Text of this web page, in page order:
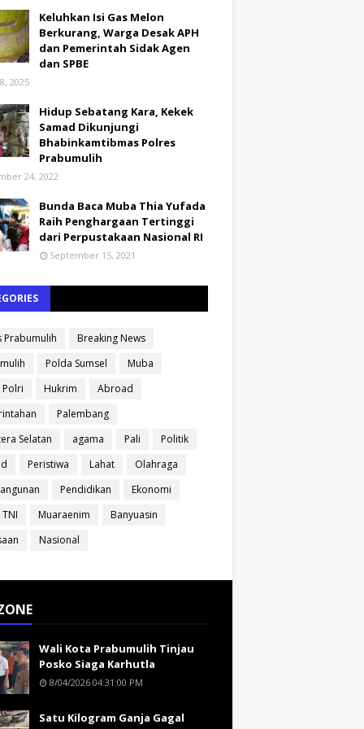
Keluhkan Isi Gas Melon
Berkurang, Warga Desak APH
dan Pemerintah Sidak Agen
dan SPBE
2025
Hidup Sebatang Kara, Kekek
Samad Dikunjungi
Bhabinkamtibmas Polres
Prabumulih
24, 2022
Bunda Baca Muba Thia Yufada
Raih Penghargaan Tertinggi
dari Perpustakaan Nasional RI
September 15, 2021
Prabumulih
Breaking News
Polda Sumsel
Muba
Hukrim
Abroad
Palembang
Selatan
agama Pali
Politik
Peristiwa Lahat
Olahraga
Pendidikan
Ekonomi
Muaraenim
Banyuasin
Nasional
Wali Kota Prabumulih Tinjau
Posko Siaga Karhutla
8/04/2026 04:31:00 PM
Satu Kilogram Ganja Gagal